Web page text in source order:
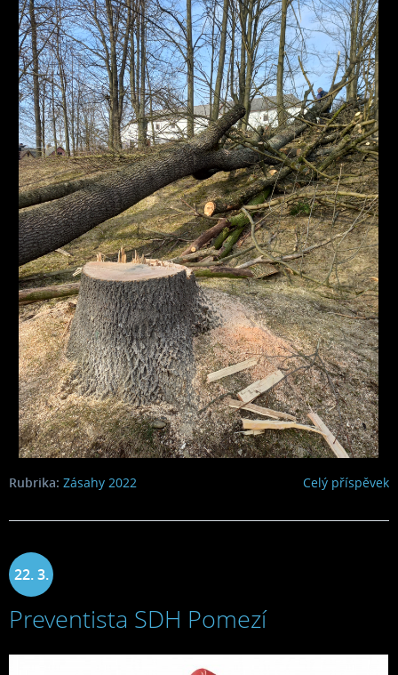
Celý příspěvek
Rubrika: Zásahy 2022
22. 3.
2022
Preventista SDH Pomezí